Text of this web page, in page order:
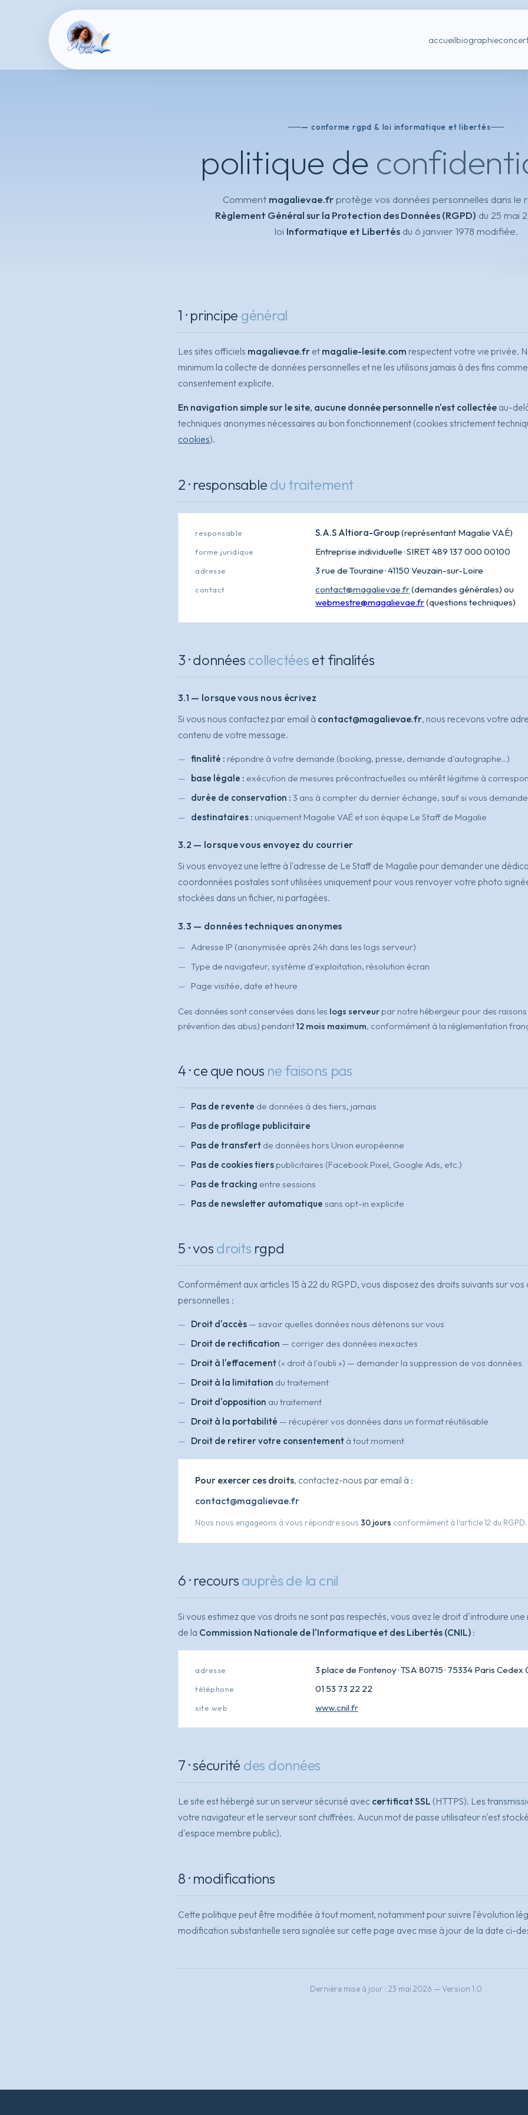
accueilbiographie
— conforme rgpd & loi informatique et libertés
politique de
Comment magalievae.frprotège vos données personnelles dans le
Règlement Général sur la Protection des Données (RGPD) du 25 mai
loi Informatique et Libertésdu 6 janvier 1978 modifiée.
1 · principe général
Les sites officiels magalievae.fr et magalie-lesite.com respectent votre vie privée.
minimum la collecte de données personnelles et ne les utilisons jamais à des fins
consentement explicite.
En navigation simple sur le site, aucune donnée personnelle n'est collectée au-
techniques anonymes nécessaires au bon fonctionnement (cookies strictement
cookies).
2 · responsable du traitement
responsable S.A.S Altiora-Group(représentant Magalie VAÉ)
forme juridique Entreprise individuelle · SIRET 489 137 000 00100
adresse 3 rue de Touraine · 41150 Veuzain-sur-Loire
contact contact@magalievae.fr(demandes générales) ou
webmestre@magalievae.fr(questions techniques)
3 · données collectées et finalités
3.1 — lorsque vous nous écrivez
Si vous nous contactez par email à contact@magalievae.fr, nous recevons votre
contenu de votre message.
finalité : répondre à votre demande (booking, presse, demande d'autographe...)
base légale : exécution de mesures précontractuelles ou intérêt légitime à
durée de conservation : 3 ans à compter du dernier échange, sauf si vous
destinataires : uniquement Magalie VAÉ et son équipe Le Staff de Magalie
3.2 — lorsque vous envoyez du courrier
Si vous envoyez une lettre à l'adresse de Le Staff de Magalie pour demander une
coordonnées postales sont utilisées uniquement pour vous renvoyer votre photo
stockées dans un fichier, ni partagées.
3.3 — données techniques anonymes
Adresse IP (anonymisée après 24h dans les logs serveur)
Type de navigateur, système d'exploitation, résolution écran
Page visitée, date et heure
Ces données sont conservées dans les logs serveurpar notre hébergeur pour des
prévention des abus) pendant12 mois maximum, conformément à la réglementation
4 · ce que nous ne faisons pas
Pas de revente de données à des tiers, jamais
Pas de profilage publicitaire
Pas de transfert de données hors Union européenne
Pas de cookies tierspublicitaires (Facebook Pixel, Google Ads, etc.)
Pas de tracking entre sessions
Pas de newsletter automatique sans opt-in explicite
5 · vos droits rgpd
Conformément aux articles 15 à 22 du RGPD, vous disposez des droits suivants sur vos
personnelles :
Droit d'accès — savoir quelles données nous détenons sur vous
Droit de rectification — corriger des données inexactes
Droit à l'effacement (« droit à l'oubli ») — demander la suppression de vos données
Droit à la limitation du traitement
Droit d'opposition au traitement
Droit à la portabilité — récupérer vos données dans un format réutilisable
Droit de retirer votre consentement à tout moment
Pour exercer ces droits, contactez-nous par email à :
contact@magalievae.fr
Nous nous engageons à vous répondre sous 30 jours conformément à l'article 12 du RGPD.
6 · recours auprès de la cnil
Si vous estimez que vos droits ne sont pas respectés, vous avez le droit d'introduire
de la Commission Nationale de l'Informatique et des Libertés (CNIL) :
adresse 3 place de Fontenoy · TSA 80715 · 75334 Paris Cedex
téléphone 01 53 73 22 22
site web www.cnil.fr
7 · sécurité des données
Le site est hébergé sur un serveur sécurisé avec certificat SSL (HTTPS). Les
votre navigateur et le serveur sont chiffrées. Aucun mot de passe utilisateur n'est
d'espace membre public).
8 · modifications
Cette politique peut être modifiée à tout moment, notamment pour suivre l'évolution
modification substantielle sera signalée sur cette page avec mise à jour de la date ci-
Dernière mise à jour : 23 mai 2026 — Version 1.0